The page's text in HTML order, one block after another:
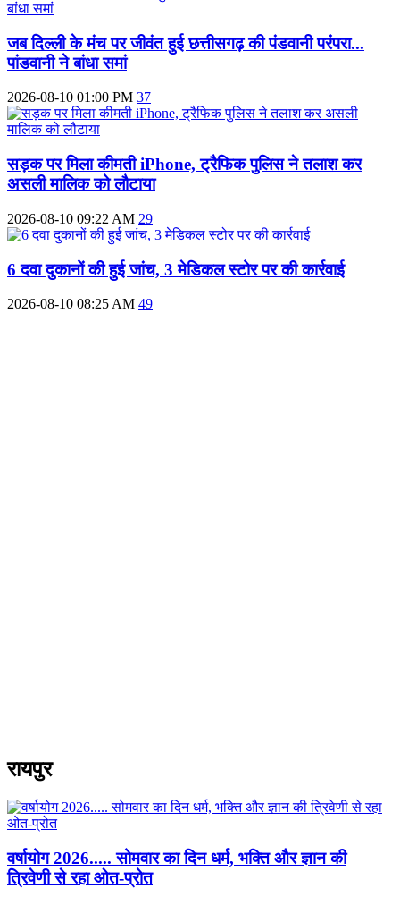
जब दिल्ली के मंच पर जीवंत हुई छत्तीसगढ़ की पंडवानी परंपरा...
पांडवानी ने बांधा समां
2026-08-10 01:00 PM 37
सड़क पर मिला कीमती iPhone, ट्रैफिक पुलिस ने तलाश कर
असली मालिक को लौटाया
2026-08-10 09:22 AM 29
6 दवा दुकानों की हुई जांच, 3 मेडिकल स्टोर पर की कार्रवाई
2026-08-10 08:25 AM 49
रायपुर
वर्षायोग 2026..... सोमवार का दिन धर्म, भक्ति और ज्ञान की
त्रिवेणी से रहा ओत-प्रोत